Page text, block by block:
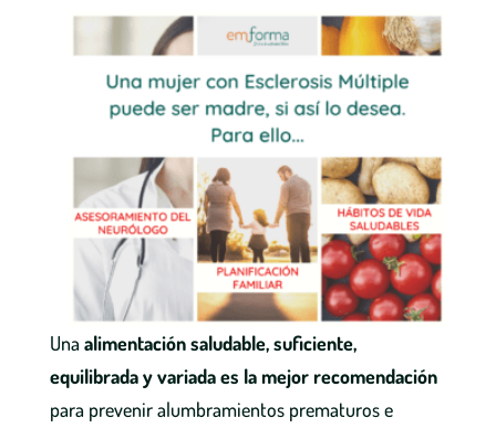
Una alimentación saludable, suficiente,
equilibrada y variada es la mejor recomendación
para prevenir alumbramientos prematuros e